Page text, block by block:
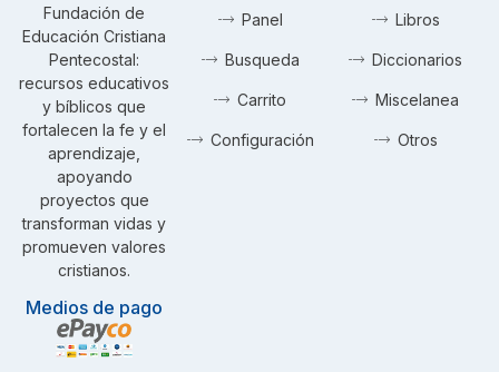
Fundación de
Educación Cristiana
Pentecostal:
recursos educativos
y bíblicos que
fortalecen la fe y el
aprendizaje,
apoyando
proyectos que
transforman vidas y
promueven valores
cristianos.
Medios de pago
Panel
Busqueda
Carrito
Configuración
Libros
Diccionarios
Miscelanea
Otros